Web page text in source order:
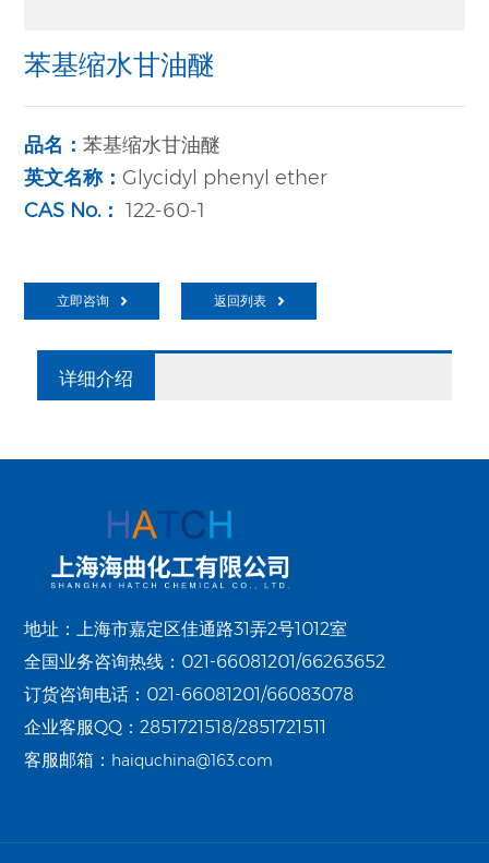
苯基缩水甘油醚
品名：苯基缩水甘油醚
英文名称：Glycidyl phenyl ether
CAS No.： 122-60-1
立即咨询 返回列表
详细介绍
地址：上海市嘉定区佳通路31弄2号1012室
全国业务咨询热线：021-66081201/66263652
订货咨询电话：021-66081201/66083078
企业客服QQ：2851721518/2851721511
客服邮箱： haiquchina@163.com